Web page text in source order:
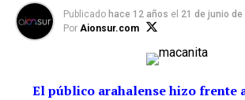
Publicado hace 12 años el 21 de junio de
Por Aionsur.com
El público arahalense hizo frente